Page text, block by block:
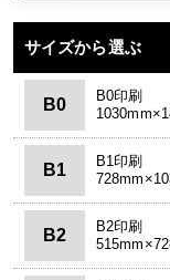
サイズから選ぶ
B0
B0印刷
B1
B1印刷
B2
B2印刷